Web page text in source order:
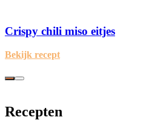
Crispy chili miso eitjes
Bekijk recept
Recepten